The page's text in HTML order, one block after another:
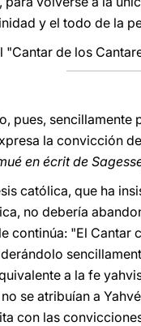
y el todo de la
"Cantar de los
pues,
la convicción
en écrit de
católica, que ha
no debería
continúa: "El
a la fe
se atribuían a
con las